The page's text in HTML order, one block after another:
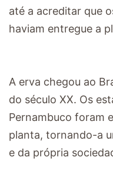
até a acreditar que
haviam entregue a
A erva chegou ao
do século XX. Os
Pernambuco foram
planta, tornando-a
e da própria